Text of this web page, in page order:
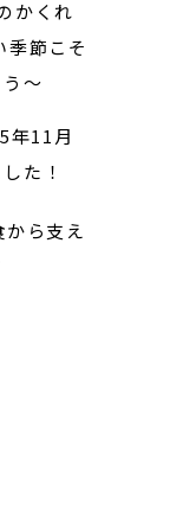
かくれ
季節こそ
〜
年11月
た！
ら支え